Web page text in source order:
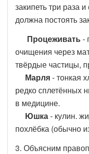
закипеть три раза
должна постоять
Процеживать-
очищения через
твёрдые частицы,
Марля- тонкая
редко сплетённых
в медицине.
Юшка- кулин.
похлёбка (обычно
3. Объясним